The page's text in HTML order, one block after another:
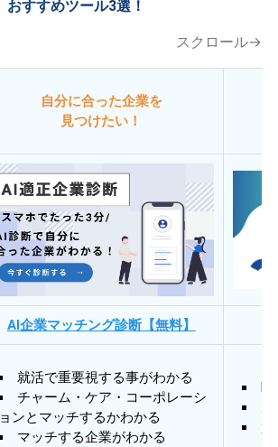
おすすめツール3選！
スクロール→
自分に合った企業を
見つけたい！
AI企業マッチング診断【無料】
就活で重要視する事がわかる
チャーム・ケア・コーポレーシ
ョンとマッチするかわかる
マッチする企業がわかる
質